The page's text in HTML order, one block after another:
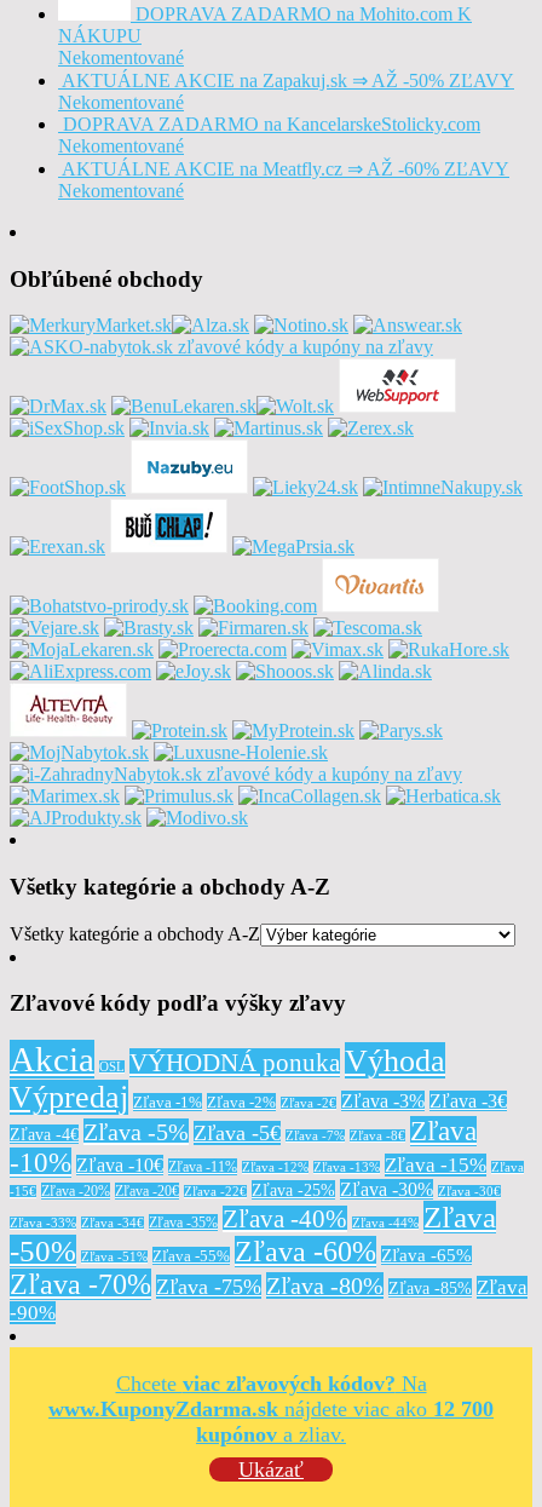
DOPRAVA ZADARMO na Mohito.com K
NÁKUPU
Nekomentované
AKTUÁLNE AKCIE na Zapakuj.sk ⇒ AŽ -50% ZĽAVY
Nekomentované
DOPRAVA ZADARMO na KancelarskeStolicky.com
Nekomentované
AKTUÁLNE AKCIE na Meatfly.cz ⇒ AŽ -60% ZĽAVY
Nekomentované
Obľúbené obchody
Všetky kategórie a obchody A-Z
Všetky kategórie a obchody A-Z
Zľavové kódy podľa výšky zľavy
Akcia OSL VÝHODNÁ ponukaVýhoda
Výpredaj Zľava -1% Zľava -2% Zľava -2€ Zľava -3% Zľava -3€
Zľava -4€ Zľava -5% Zľava -5€ Zľava -7% Zľava -8€ Zľava
-10% Zľava -10€ Zľava -11% Zľava -12% Zľava -13% Zľava -15% Zľava
-15€ Zľava -20% Zľava -20€ Zľava -22€ Zľava -25% Zľava -30% Zľava -30€
Zľava -33% Zľava -34€ Zľava -35% Zľava -40% Zľava -44% Zľava
-50% Zľava -51% Zľava -55% Zľava -60% Zľava -65%
Zľava -70% Zľava -75% Zľava -80% Zľava -85% Zľava
-90%
Chcete viac zľavových kódov? Na
www.KuponyZdarma.sk nájdete viac ako 12 700
kupónov a zliav.
Ukázať